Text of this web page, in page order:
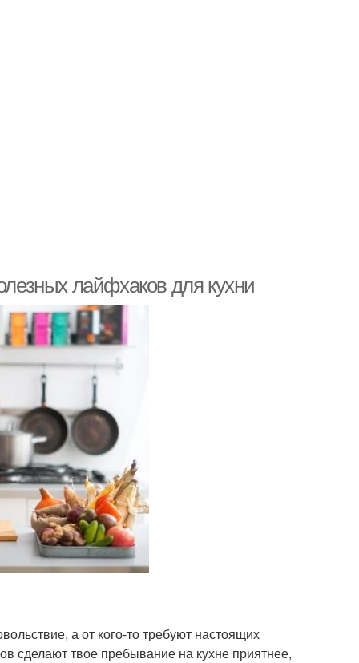
лайфхаков для кухни
а от кого-то требуют настоящих
сделают твое пребывание на кухне приятнее,